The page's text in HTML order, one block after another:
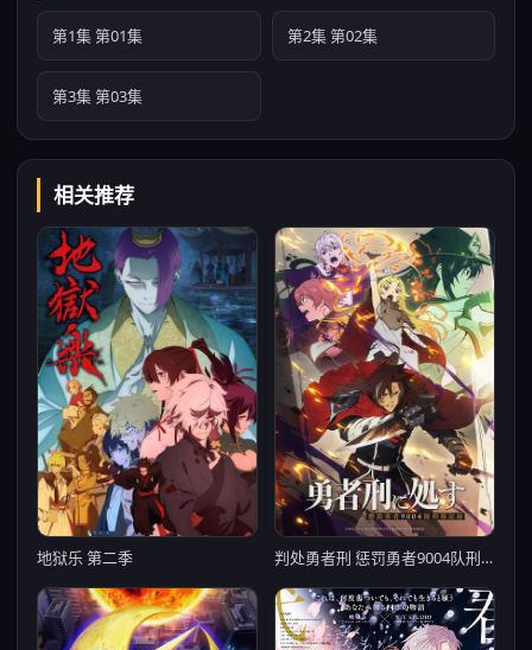
第1集 第01集 第2集 第02集
第3集 第03集
相关推荐
地狱乐 第二季 判处勇者刑 惩罚勇者9004队刑务纪录